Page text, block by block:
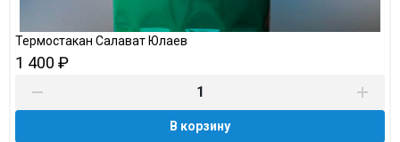
Термостакан Салават Юлаев
1 400 ₽
В корзину